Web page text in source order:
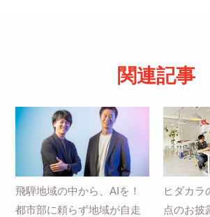
関連記事
飛騨地域の中から、AIを！
都市部に頼らず地域が自走
ヒダカラ
点のお披